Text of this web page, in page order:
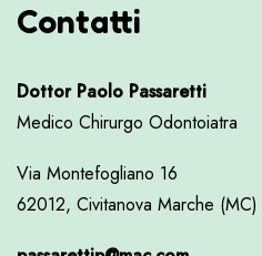
Contatti
Dottor Paolo Passaretti
Medico Chirurgo Odontoiatra
Via Montefogliano 16
62012, Civitanova Marche (MC)